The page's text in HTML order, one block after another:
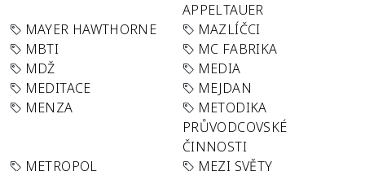
APPELTAUER
MAYER HAWTHORNE
MAZLÍČCI
MBTI
MC FABRIKA
MDŽ
MEDIA
MEDITACE
MEJDAN
MENZA
METODIKA
PRŮVODCOVSKÉ
ČINNOSTI
METROPOL
MEZI SVĚTY